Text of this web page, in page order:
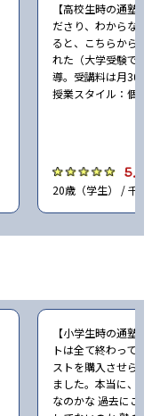
【高校生時の通塾
ださり、わからな
ると、こちらから
れた（大学受験で
導。受講料は月
授業スタイル：個
5.0
20歳（学生） / 千葉
【小学生時の通塾
トは全て終わって
ストを購入させら
ました。本当に、
なのかな 過去にこ